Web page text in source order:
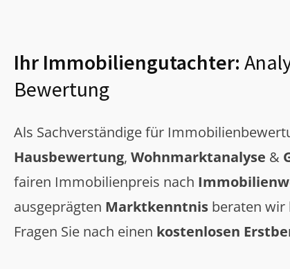
Ihr Immobiliengutachter:
Bewertung
Als Sachverständige für
Hausbewertung, Wohnmarktanalyse &
fairen Immobilienpreis nach
ausgeprägten Marktkenntnis beraten wir
Fragen Sie nach einen kostenlosen